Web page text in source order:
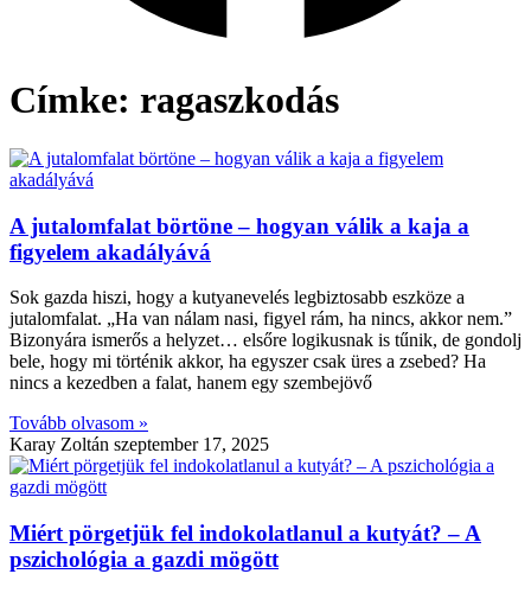
Címke: ragaszkodás
A jutalomfalat börtöne – hogyan válik a kaja a
figyelem akadályává
Sok gazda hiszi, hogy a kutyanevelés legbiztosabb eszköze a
jutalomfalat. „Ha van nálam nasi, figyel rám, ha nincs, akkor nem.”
Bizonyára ismerős a helyzet… elsőre logikusnak is tűnik, de gondolj
bele, hogy mi történik akkor, ha egyszer csak üres a zsebed? Ha
nincs a kezedben a falat, hanem egy szembejövő
Tovább olvasom »
Karay Zoltán szeptember 17, 2025
Miért pörgetjük fel indokolatlanul a kutyát? – A
pszichológia a gazdi mögött